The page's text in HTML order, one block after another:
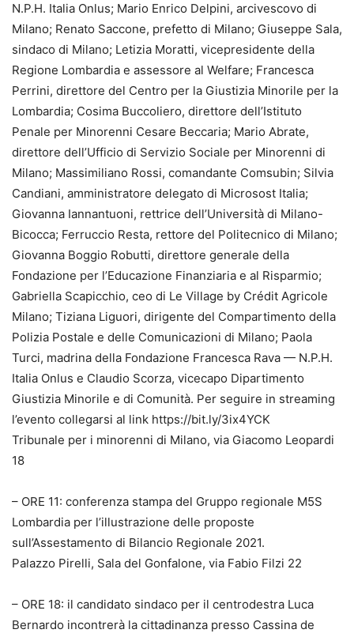
N.P.H. Italia Onlus; Mario Enrico Delpini, arcivescovo di
Milano; Renato Saccone, prefetto di Milano; Giuseppe Sala,
sindaco di Milano; Letizia Moratti, vicepresidente della
Regione Lombardia e assessore al Welfare; Francesca
Perrini, direttore del Centro per la Giustizia Minorile per la
Lombardia; Cosima Buccoliero, direttore dell’Istituto
Penale per Minorenni Cesare Beccaria; Mario Abrate,
direttore dell’Ufficio di Servizio Sociale per Minorenni di
Milano; Massimiliano Rossi, comandante Comsubin; Silvia
Candiani, amministratore delegato di Microsost Italia;
Giovanna Iannantuoni, rettrice dell’Università di Milano-
Bicocca; Ferruccio Resta, rettore del Politecnico di Milano;
Giovanna Boggio Robutti, direttore generale della
Fondazione per l’Educazione Finanziaria e al Risparmio;
Gabriella Scapicchio, ceo di Le Village by Crédit Agricole
Milano; Tiziana Liguori, dirigente del Compartimento della
Polizia Postale e delle Comunicazioni di Milano; Paola
Turci, madrina della Fondazione Francesca Rava — N.P.H.
Italia Onlus e Claudio Scorza, vicecapo Dipartimento
Giustizia Minorile e di Comunità. Per seguire in streaming
l’evento collegarsi al link https://bit.ly/3ix4YCK
Tribunale per i minorenni di Milano, via Giacomo Leopardi
18
– ORE 11: conferenza stampa del Gruppo regionale M5S
Lombardia per l’illustrazione delle proposte
sull’Assestamento di Bilancio Regionale 2021.
Palazzo Pirelli, Sala del Gonfalone, via Fabio Filzi 22
– ORE 18: il candidato sindaco per il centrodestra Luca
Bernardo incontrerà la cittadinanza presso Cassina de